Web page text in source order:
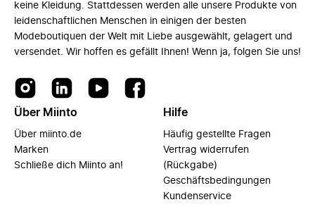
keine Kleidung. Stattdessen werden alle unsere Produkte von
leidenschaftlichen Menschen in einigen der besten
Modeboutiquen der Welt mit Liebe ausgewählt, gelagert und
versendet. Wir hoffen es gefällt Ihnen! Wenn ja, folgen Sie uns!
Über Miinto
Über miinto.de
Marken
Schließe dich Miinto an!
Hilfe
Häufig gestellte Fragen
Vertrag widerrufen
(Rückgabe)
Geschäftsbedingungen
Kundenservice